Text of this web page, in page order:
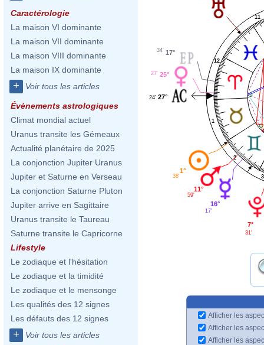
Caractérologie
La maison VI dominante
La maison VII dominante
La maison VIII dominante
La maison IX dominante
+ Voir tous les articles
Évènements astrologiques
Climat mondial actuel
Uranus transite les Gémeaux
Actualité planétaire de 2025
La conjonction Jupiter Uranus
Jupiter et Saturne en Verseau
La conjonction Saturne Pluton
Jupiter arrive en Sagittaire
Uranus transite le Taureau
Saturne transite le Capricorne
Lifestyle
Le zodiaque et l'hésitation
Le zodiaque et la timidité
Le zodiaque et le mensonge
Les qualités des 12 signes
Les défauts des 12 signes
+ Voir tous les articles
1
2
3
11
12
17°
34'
25°
27'
27°
24'
1°
38'
11°
59'
16°
17'
7°
31'
Afficher les
Afficher les
Afficher les